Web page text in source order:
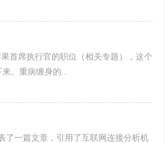
首席执行官的职位（相关专题），这个
。重病缠身的...
了一篇文章，引用了互联网连接分析机